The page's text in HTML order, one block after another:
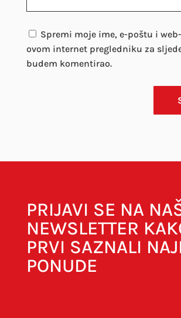
Spremi moje ime, e-poštu i
ovom internet pregledniku za
budem komentirao.
PRIJAVI SE NA
NEWSLETTER
PRVI SAZNALI
PONUDE